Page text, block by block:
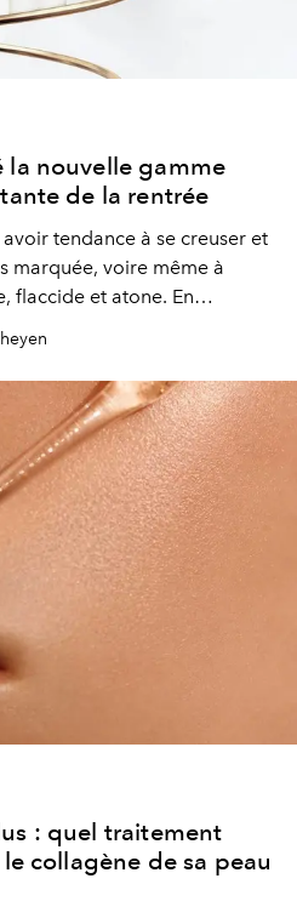
la nouvelle gamme
de la rentrée
tendance à se creuser et
marquée, voire même à
flaccide et atone. En
Valmont dévoile sa nouvelle
de 3 soins signatures.
: quel traitement
collagène de sa peau